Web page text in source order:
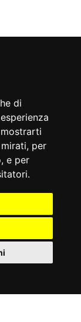
di
per
e peral merito